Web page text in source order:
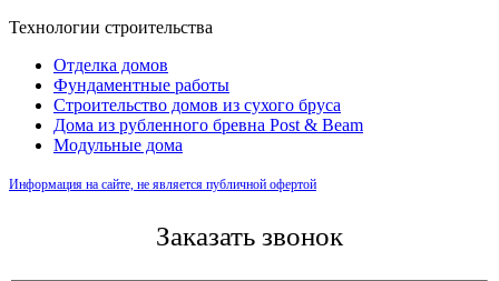
Технологии строительства
Отделка домов
Фундаментные работы
Строительство домов из сухого бруса
Дома из рубленного бревна Post & Beam
Модульные дома
Информация на сайте, не является публичной офертой
Заказать звонок